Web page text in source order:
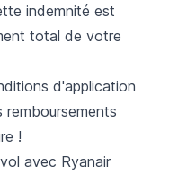
indemnité est
total de votre
d'application
!
avec Ryanair